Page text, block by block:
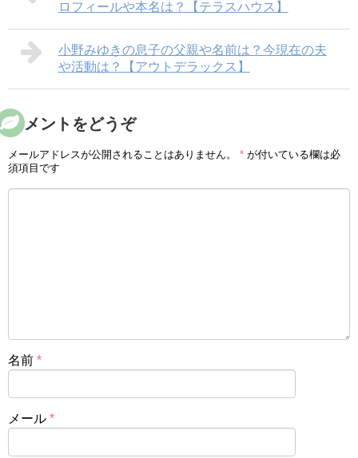
ロフィールや本名は？【テラスハウス】
小野みゆきの息子の父親や名前は？今現在の夫
や活動は？【アウトデラックス】
コメントをどうぞ
メールアドレスが公開されることはありません。 * が付いている欄は必
須項目です
名前 *
メール *